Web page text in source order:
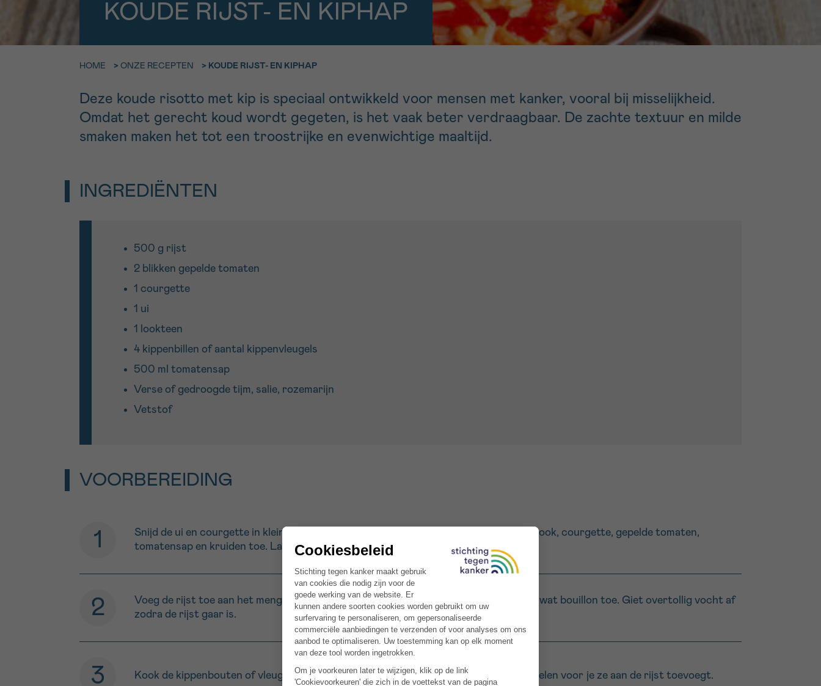
KOUDE RIJST- EN KIPHAP
HOME > ONZE RECEPTEN > KOUDE RIJST- EN KIPHAP
Deze koude risotto met kip is speciaal ontwikkeld voor mensen met kanker, vooral bij misselijkheid.
Omdat het gerecht koud wordt gegeten, is het vaak beter verdraagbaar. De zachte textuur en milde
smaken maken het tot een troostrijke en evenwichtige maaltijd.
INGREDIËNTEN
500 g rijst
2 blikken gepelde tomaten
1 courgette
1 ui
1 lookteen
4 kippenbillen of aantal kippenvleugels
500 ml tomatensap
Verse of gedroogde tijm, salie, rozemarijn
Vetstof
VOORBEREIDING
Snijd de ui en courgette in kleine blokjes. Fruit de ui in wat vetstof, voeg dan de knoflook, courgette, gepelde tomaten,
tomatensap en kruiden toe. Laat enkele minuten sudderen.
Voeg de rijst toe aan het mengsel. Laat koken en roer regelmatig. Voeg indien nodig wat bouillon toe. Giet overtollig vocht af
zodra de rijst gaar is.
Kook de kippenbouten of vleugels apart. Kruid met zout en peper. Laat volledig afkoelen voor je ze aan de rijst toevoegt.
ma-vrij 9u tot 18u
Via ons
contactformulier
worden
Kankerinfo
*VERPLICHT VELD
9h-11h 11h-13h 13h-16h 16h-18h